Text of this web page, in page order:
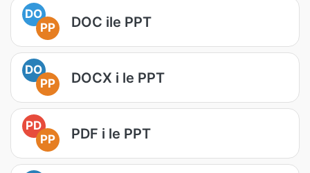
DO
PP
DOC ile PPT
DO
PP
DOCX i le PPT
PD
PP
PDF i le PPT